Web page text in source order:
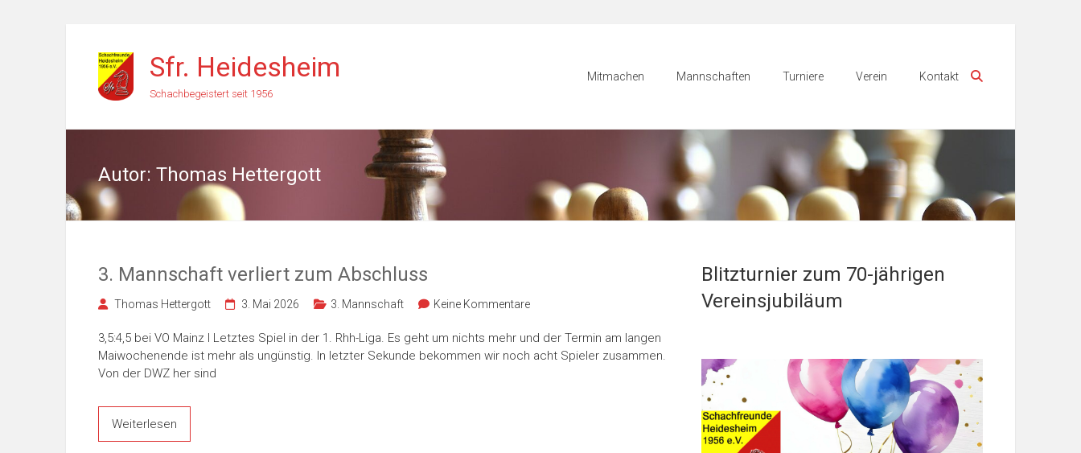
springen
Sfr. Heidesheim
Schachbegeistert seit 1956
Mitmachen Mannschaften Turniere Verein Kontakt
Autor: Thomas Hettergott
3. Mannschaft verliert zum Abschluss
Thomas Hettergott 3. Mai 2026 3. Mannschaft Keine Kommentare
3,5:4,5 bei VO Mainz I Letztes Spiel in der 1. Rhh-Liga. Es geht um nichts mehr und der Termin am langen
Maiwochenende ist mehr als ungünstig. In letzter Sekunde bekommen wir noch acht Spieler zusammen.
Von der DWZ her sind
Weiterlesen
Blitzturnier zum 70-jährigen
Vereinsjubiläum